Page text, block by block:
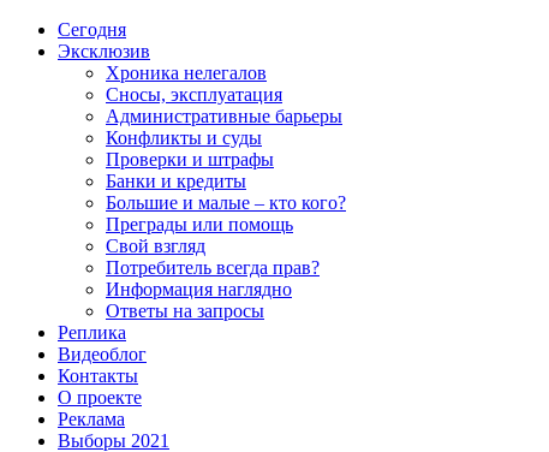
Сегодня
Эксклюзив
Хроника нелегалов
Сносы, эксплуатация
Административные барьеры
Конфликты и суды
Проверки и штрафы
Банки и кредиты
Большие и малые – кто кого?
Преграды или помощь
Свой взгляд
Потребитель всегда прав?
Информация наглядно
Ответы на запросы
Реплика
Видеоблог
Контакты
О проекте
Реклама
Выборы 2021